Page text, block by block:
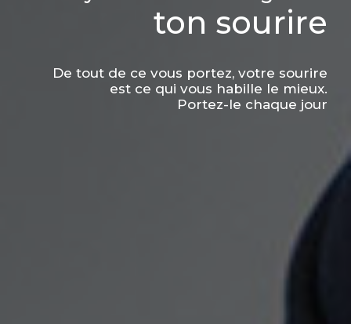
ton sourire
De tout de ce vous portez, votre sourire
est ce qui vous habille le mieux.
Portez-le chaque jour